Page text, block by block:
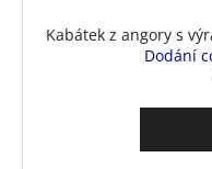
Kabátek z angory s
Dodání